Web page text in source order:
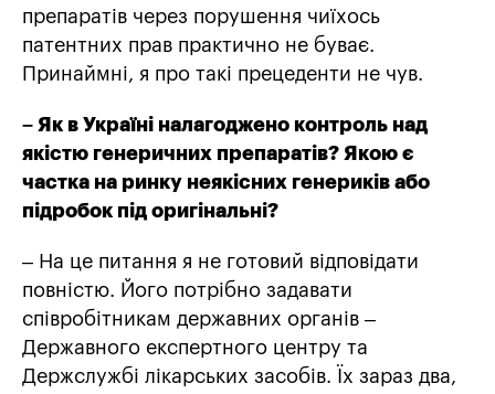
препаратів через порушення чиїхось
патентних прав практично не буває.
Принаймні, я про такі прецеденти не чув.
– Як в Україні налагоджено контроль над
якістю генеричних препаратів? Якою є
частка на ринку неякісних генериків або
підробок під оригінальні?
– На це питання я не готовий відповідати
повністю. Його потрібно задавати
співробітникам державних органів –
Державного експертного центру та
Держслужбі лікарських засобів. Їх зараз два,